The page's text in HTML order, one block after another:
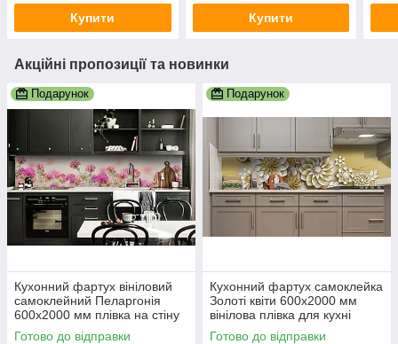
Купити Купити
Акційні пропозиції та новинки
Подарунок
Кухонний фартух вініловий
самоклейний Пеларгонія
600х2000 мм плівка на стіну
Happy Pocket Z181614
Готово до відправки
Подарунок
Кухонний фартух самоклейка
Золоті квіти 600х2000 мм
вінілова плівка для кухні
Happy Pocket Z184573
Готово до відправки